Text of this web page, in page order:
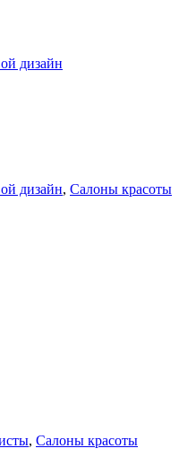
дизайн
дизайн, Салоны красоты
, Салоны красоты